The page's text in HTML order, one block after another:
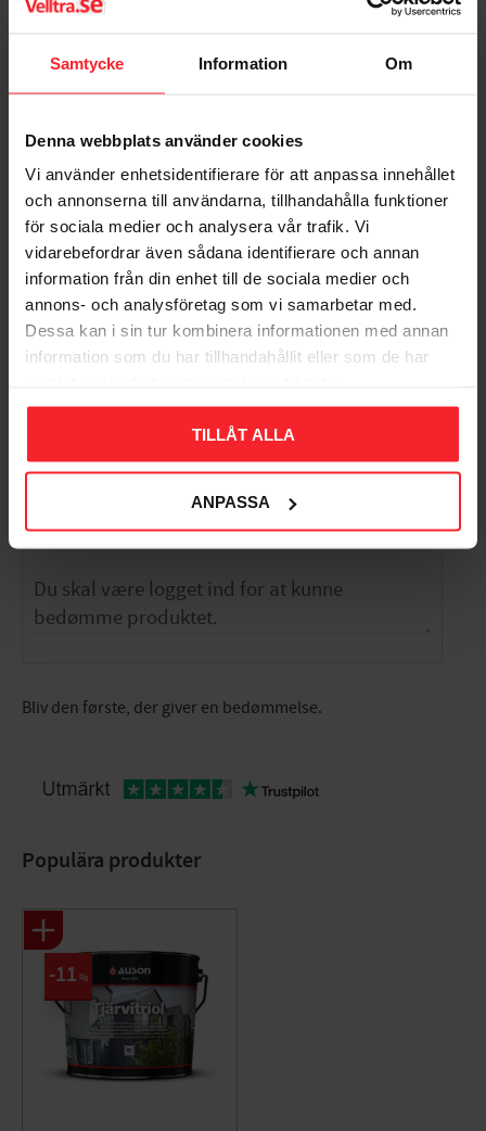
Samtycke Information Om
Denna webbplats använder cookies
Vi använder enhetsidentifierare för att anpassa innehållet
och annonserna till användarna, tillhandahålla funktioner
för sociala medier och analysera vår trafik. Vi
vidarebefordrar även sådana identifierare och annan
information från din enhet till de sociala medier och
annons- och analysföretag som vi samarbetar med.
Dessa kan i sin tur kombinera informationen med annan
information som du har tillhandahållit eller som de har
TILLÅT ALLA
ANPASSA
Bedømmelser
Bliv den første, der giver en bedømmelse.
Adapter Til
Betonfundament,
Rustfrit Stål, Norlys 108
7042891080030
782
Populära produkter
11 %